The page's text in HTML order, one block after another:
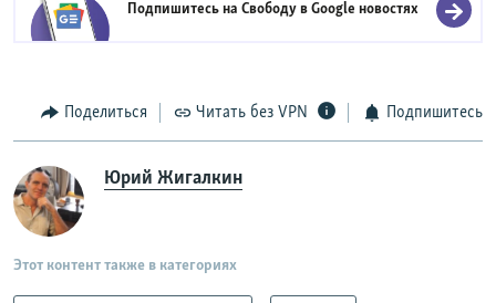
Подпишитесь на Свободу вGoogle новостях
Поделиться Читать без VPN Подпишитесь
Юрий Жигалкин
Этот контент также в категориях